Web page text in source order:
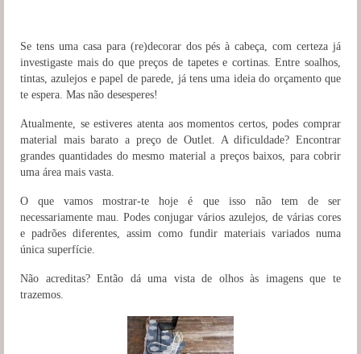
Se tens uma casa para (re)decorar dos pés à cabeça, com certeza já
investigaste mais do que preços de tapetes e cortinas. Entre soalhos,
tintas, azulejos e papel de parede, já tens uma ideia do orçamento que
te espera. Mas não desesperes!
Atualmente, se estiveres atenta aos momentos certos, podes comprar
material mais barato a preço de Outlet. A dificuldade? Encontrar
grandes quantidades do mesmo material a preços baixos, para cobrir
uma área mais vasta.
O que vamos mostrar-te hoje é que isso não tem de ser
necessariamente mau. Podes conjugar vários azulejos, de várias cores
e padrões diferentes, assim como fundir materiais variados numa
única superfície.
Não acreditas? Então dá uma vista de olhos às imagens que te
trazemos.